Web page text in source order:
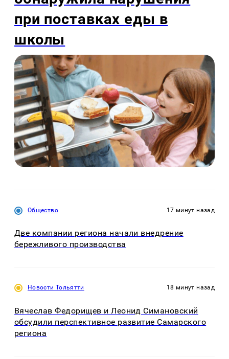
при поставках еды в
школы
Общество 17 минут назад
Две компании региона начали внедрение
бережливого производства
Новости Тольятти 18 минут назад
Вячеслав Федорищев и Леонид Симановский
обсудили перспективное развитие Самарского
региона